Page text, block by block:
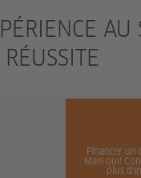
AU
Financer un
Mais oui!
plus